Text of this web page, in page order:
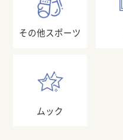
その他スポーツ
ムック